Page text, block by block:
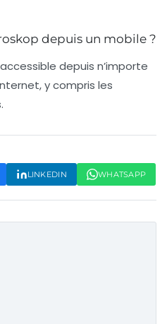
depuis un mobile ?
depuis n’importe
y compris les
LINKEDIN WHATSAPP